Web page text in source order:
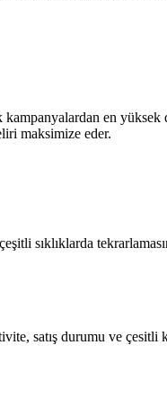
en yüksek
maksimize eder.
sıklıklarda
satış durumu ve